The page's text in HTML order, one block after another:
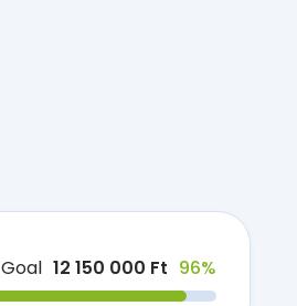
Goal 12 150 000 Ft 96%